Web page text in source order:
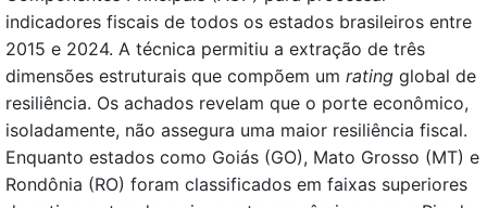
indicadores fiscais de todos os estados brasileiros entre
2015 e 2024. A técnica permitiu a extração de três
dimensões estruturais que compõem um rating global de
resiliência. Os achados revelam que o porte econômico,
isoladamente, não assegura uma maior resiliência fiscal.
Enquanto estados como Goiás (GO), Mato Grosso (MT) e
Rondônia (RO) foram classificados em faixas superiores